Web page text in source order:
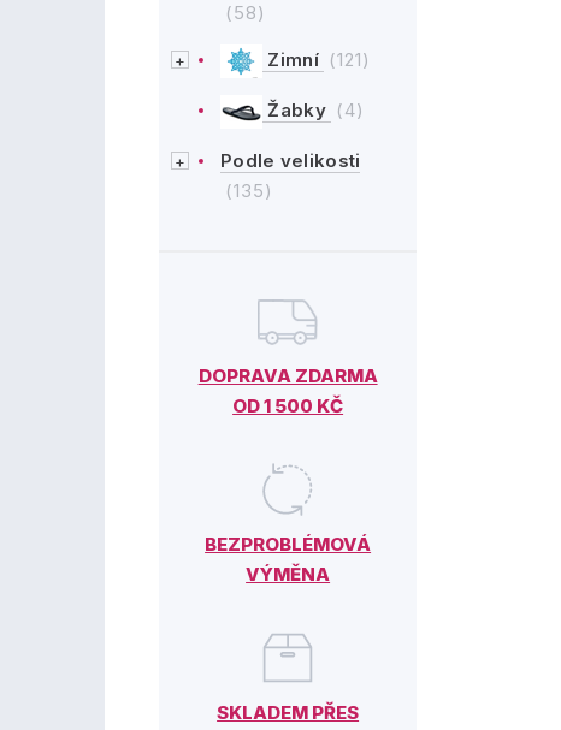
(58)
Zimní (121)
Žabky (4)
Podle velikosti
(135)
DOPRAVA ZDARMA
OD 1 500 KČ
BEZPROBLÉMOVÁ
VÝMĚNA
SKLADEM PŘES